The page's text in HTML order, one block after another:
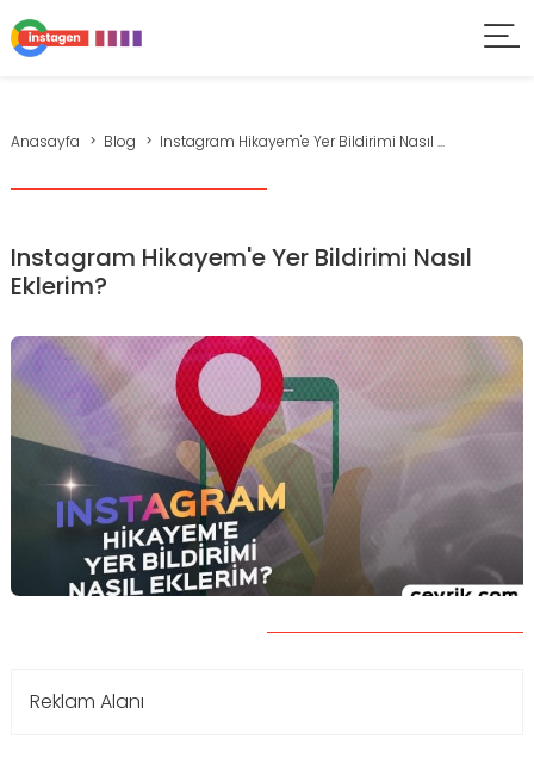
Anasayfa Blog Instagram Hikayem'e Yer Bildirimi Nasıl ...
Instagram Hikayem'e Yer Bildirimi Nasıl
Eklerim?
Reklam Alanı